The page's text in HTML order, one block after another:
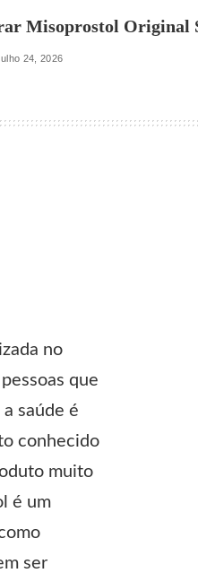
Misoprostol Original
24, 2026
no
que
saúde é
conhecido
muito
é um
ser